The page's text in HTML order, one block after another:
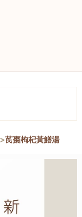
>芪棗枸杞黃鱔湯